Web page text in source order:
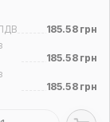
185.58 грн
185.58 грн
185.58 грн